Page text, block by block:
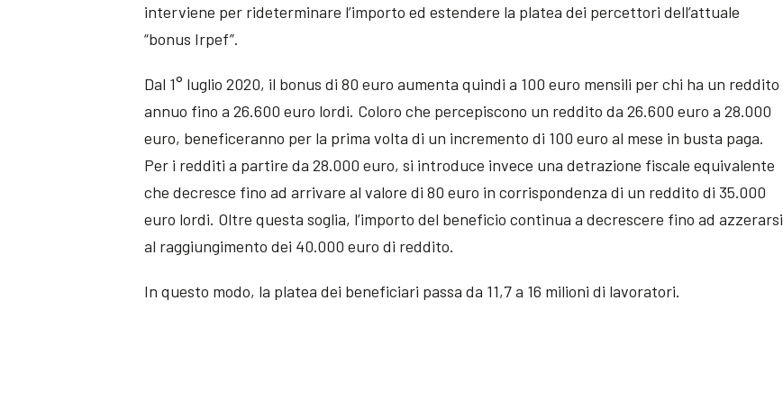
interviene per rideterminare l’importo ed estendere la platea dei percettori dell’attuale
“bonus Irpef”.
Dal 1° luglio 2020, il bonus di 80 euro aumenta quindi a 100 euro mensili per chi ha un reddito
annuo fino a 26.600 euro lordi. Coloro che percepiscono un reddito da 26.600 euro a 28.000
euro, beneficeranno per la prima volta di un incremento di 100 euro al mese in busta paga.
Per i redditi a partire da 28.000 euro, si introduce invece una detrazione fiscale equivalente
che decresce fino ad arrivare al valore di 80 euro in corrispondenza di un reddito di 35.000
euro lordi. Oltre questa soglia, l’importo del beneficio continua a decrescere fino ad azzerarsi
al raggiungimento dei 40.000 euro di reddito.
In questo modo, la platea dei beneficiari passa da 11,7 a 16 milioni di lavoratori.